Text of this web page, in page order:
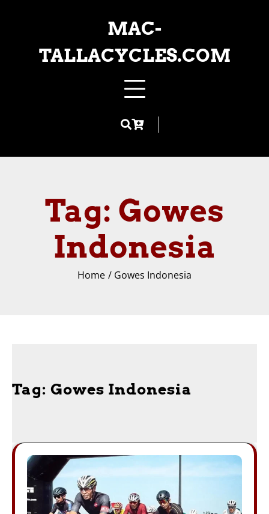
MAC-
TALLACYCLES.COM
Tag: Gowes
Indonesia
Home Gowes Indonesia
Tag: Gowes Indonesia